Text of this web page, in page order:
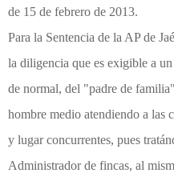
de 15 de febrero de 2013.
Para la Sentencia de la AP de
la diligencia que es exigible a
de normal, del "padre de
hombre medio atendiendo a las
y lugar concurrentes, pues
Administrador de fincas, al